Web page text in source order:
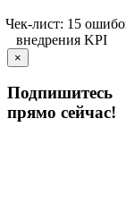
×
Подпишитесь
прямо сейчас!